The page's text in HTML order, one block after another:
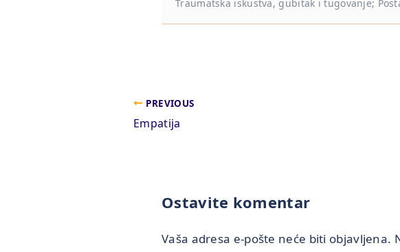
Traumatska iskustva, gubitak i tugovanje;
PREVIOUS
Empatija
Ostavite komentar
Vaša adresa e-pošte neće biti objavljena.